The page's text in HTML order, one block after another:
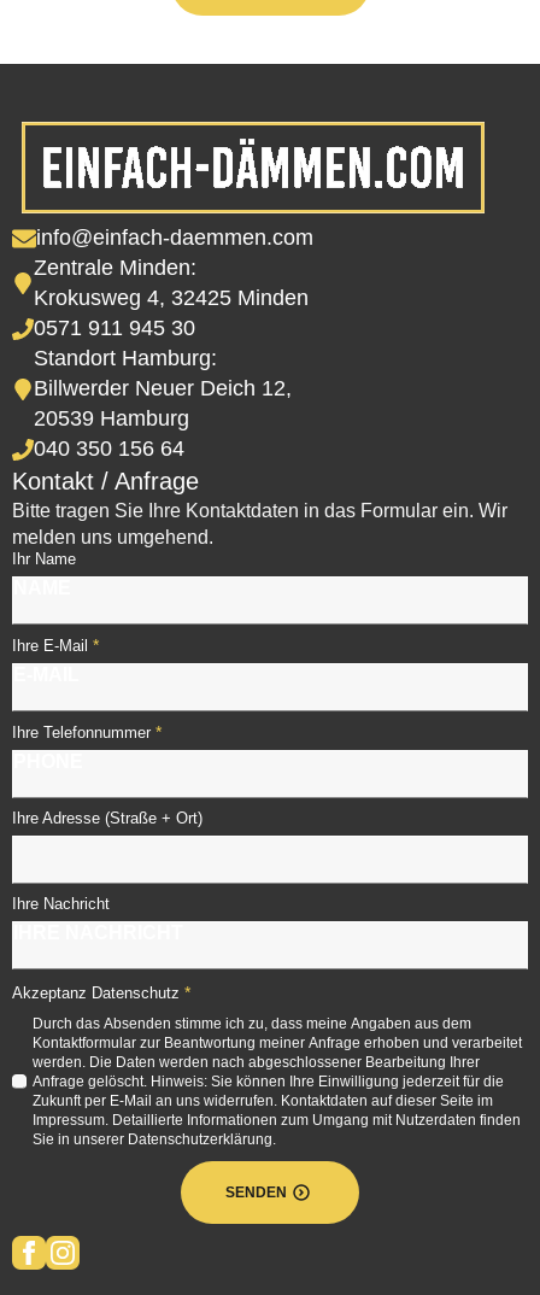
info@einfach-daemmen.com
Zentrale Minden:
Krokusweg 4, 32425 Minden
0571 911 945 30
Standort Hamburg:
Billwerder Neuer Deich 12,
20539 Hamburg
040 350 156 64
Kontakt / Anfrage
Bitte tragen Sie Ihre Kontaktdaten in das Formular ein. Wir
melden uns umgehend.
Ihr Name
Ihre E-Mail *
Ihre Telefonnummer *
Ihre Adresse (Straße + Ort)
Ihre Nachricht
Akzeptanz Datenschutz *
Durch das Absenden stimme ich zu, dass meine Angaben aus dem
Kontaktformular zur Beantwortung meiner Anfrage erhoben und verarbeitet
werden. Die Daten werden nach abgeschlossener Bearbeitung Ihrer
Anfrage gelöscht. Hinweis: Sie können Ihre Einwilligung jederzeit für die
Zukunft per E-Mail an uns widerrufen. Kontaktdaten auf dieser Seite im
Impressum. Detaillierte Informationen zum Umgang mit Nutzerdaten finden
Sie in unserer Datenschutzerklärung.
SENDEN